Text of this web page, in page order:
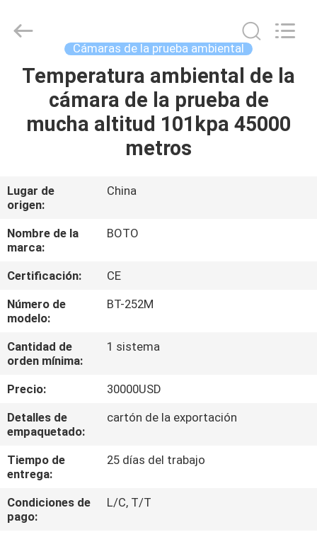
HOGAR
PRODUCTOS
NOSOTROS
VIAJE
DE
LA
FÁBRICA
CONTROL
CALIDAD
ÉNTRENOS
EN
CONTACTO
CON
GROUP
Reserved.
Cámaras de la prueba ambiental
Temperatura ambiental de la
cámara de la prueba de
mucha altitud 101kpa 45000
metros
Lugar de
origen:
China
Nombre de la
marca:
BOTO
Certificación:
CE
Número de
modelo:
BT-252M
Cantidad de
orden mínima:
1 sistema
Precio:
30000USD
Detalles de
empaquetado:
cartón de la exportación
Tiempo de
entrega:
25 días del trabajo
Condiciones de
pago:
L/C, T/T